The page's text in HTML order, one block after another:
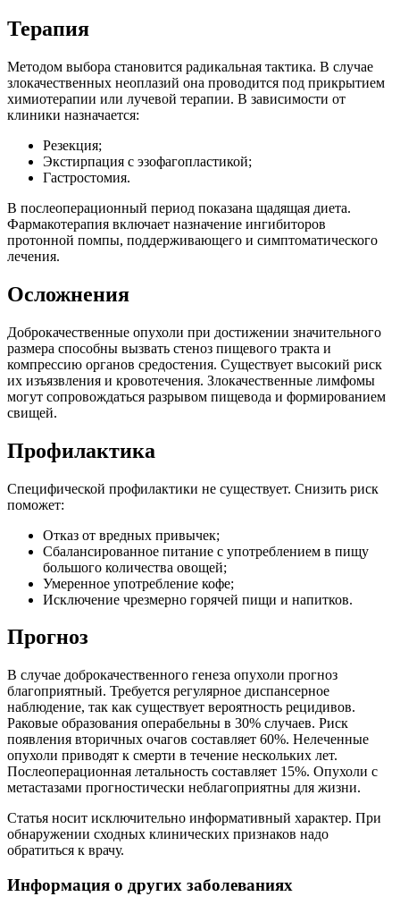
Терапия
Методом выбора становится радикальная тактика. В случае
злокачественных неоплазий она проводится под прикрытием
химиотерапии или лучевой терапии. В зависимости от
клиники назначается:
Резекция;
Экстирпация с эзофагопластикой;
Гастростомия.
В послеоперационный период показана щадящая диета.
Фармакотерапия включает назначение ингибиторов
протонной помпы, поддерживающего и симптоматического
лечения.
Осложнения
Доброкачественные опухоли при достижении значительного
размера способны вызвать стеноз пищевого тракта и
компрессию органов средостения. Существует высокий риск
их изъязвления и кровотечения. Злокачественные лимфомы
могут сопровождаться разрывом пищевода и формированием
свищей.
Профилактика
Специфической профилактики не существует. Снизить риск
поможет:
Отказ от вредных привычек;
Сбалансированное питание с употреблением в пищу
большого количества овощей;
Умеренное употребление кофе;
Исключение чрезмерно горячей пищи и напитков.
Прогноз
В случае доброкачественного генеза опухоли прогноз
благоприятный. Требуется регулярное диспансерное
наблюдение, так как существует вероятность рецидивов.
Раковые образования операбельны в 30% случаев. Риск
появления вторичных очагов составляет 60%. Нелеченные
опухоли приводят к смерти в течение нескольких лет.
Послеоперационная летальность составляет 15%. Опухоли с
метастазами прогностически неблагоприятны для жизни.
Статья носит исключительно информативный характер. При
обнаружении сходных клинических признаков надо
обратиться к врачу.
Информация о других заболеваниях